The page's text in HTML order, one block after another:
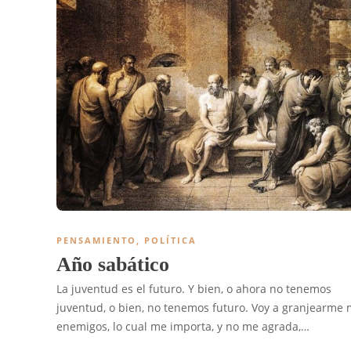
PENSAMIENTO , POLÍTICA
Año sabático
La juventud es el futuro. Y bien, o ahora no tenemos
juventud, o bien, no tenemos futuro. Voy a granjearme
enemigos, lo cual me importa, y no me agrada,…